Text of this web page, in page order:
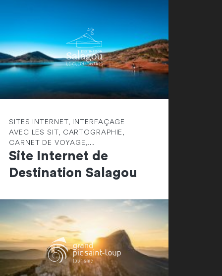
SITES INTERNET, INTERFAÇAGE
AVEC LES SIT, CARTOGRAPHIE,
CARNET DE VOYAGE,...
Site Internet de
Destination Salagou